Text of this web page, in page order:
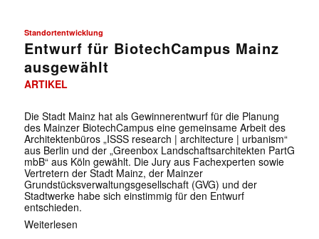
Standortentwicklung
Entwurf für BiotechCampus Mainz
ausgewählt
ARTIKEL
Die Stadt Mainz hat als Gewinnerentwurf für die Planung
des Mainzer BiotechCampus eine gemeinsame Arbeit des
Architektenbüros „ISSS research | architecture | urbanism“
aus Berlin und der „Greenbox Landschaftsarchitekten PartG
mbB“ aus Köln gewählt. Die Jury aus Fachexperten sowie
Vertretern der Stadt Mainz, der Mainzer
Grundstücksverwaltungsgesellschaft (GVG) und der
Stadtwerke habe sich einstimmig für den Entwurf
entschieden.
Weiterlesen